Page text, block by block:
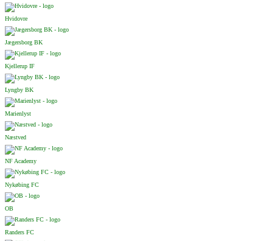
Hvidovre
Jægersborg BK
Kjellerup IF
Lyngby BK
Marienlyst
Næstved
NF Academy
Nykøbing FC
OB
Randers FC